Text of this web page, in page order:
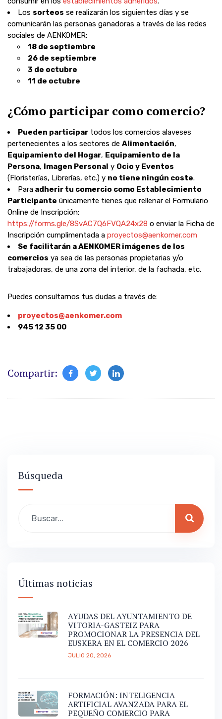
Los sorteos se realizarán los siguientes días y se
comunicarán las personas ganadoras a través de las redes
sociales de AENKOMER:
18 de septiembre
26 de septiembre
3 de octubre
11 de octubre
¿Cómo participar como comercio?
Pueden participar todos los comercios alaveses
pertenecientes a los sectores de Alimentación,
Equipamiento del Hogar, Equipamiento de la
Persona, Imagen Personal y Ocio y Eventos
(Floristerías, Librerías, etc.) y no tiene ningún coste.
Para adherir tu comercio como Establecimiento
Participante únicamente tienes que rellenar el Formulario
Online de Inscripción:
https://forms.gle/8SvAC7Q6FVQA24x28 o enviar la Ficha de
Inscripción cumplimentada a proyectos@aenkomer.com
Se facilitarán a AENKOMER imágenes de los
comercios ya sea de las personas propietarias y/o
trabajadoras, de una zona del interior, de la fachada, etc.
Puedes consultarnos tus dudas a través de:
proyectos@aenkomer.com
945 12 35 00
Compartir:
Búsqueda
Últimas noticias
AYUDAS DEL AYUNTAMIENTO DE
VITORIA-GASTEIZ PARA
PROMOCIONAR LA PRESENCIA DEL
EUSKERA EN EL COMERCIO 2026
JULIO 20, 2026
FORMACIÓN: INTELIGENCIA
ARTIFICIAL AVANZADA PARA EL
PEQUEÑO COMERCIO PARA